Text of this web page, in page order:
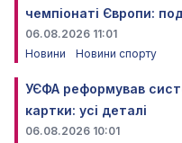
чемпіонаті Європи:
06.08.2026 11:01
Новини
Новини спорту
УЄФА реформував
картки: усі деталі
06.08.2026 10:01